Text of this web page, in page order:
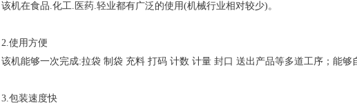
该机在食品.化工.医药.轻业都有广泛的使用(机械行业相对较少)。
2.使用方便
该机能够一次完成:拉袋 制袋 充料 打码 计数 计量 封口 送出产品等多道工序；能够
3.包装速度快